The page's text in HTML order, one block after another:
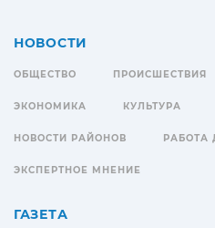
НОВОСТИ
ОБЩЕСТВО ПРОИСШЕСТВИЯ
ЭКОНОМИКА КУЛЬТУРА
НОВОСТИ РАЙОНОВ РАБОТА
ЭКСПЕРТНОЕ МНЕНИЕ
ГАЗЕТА